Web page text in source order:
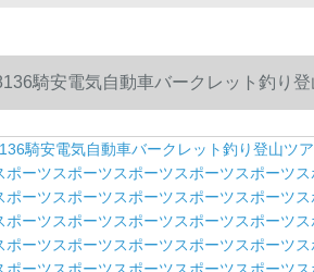
騎安電気自動車バークレット釣り
ポーツスポーツスポーツスポーツス
ポーツスポーツスポーツスポーツス
ポーツスポーツスポーツスポーツス